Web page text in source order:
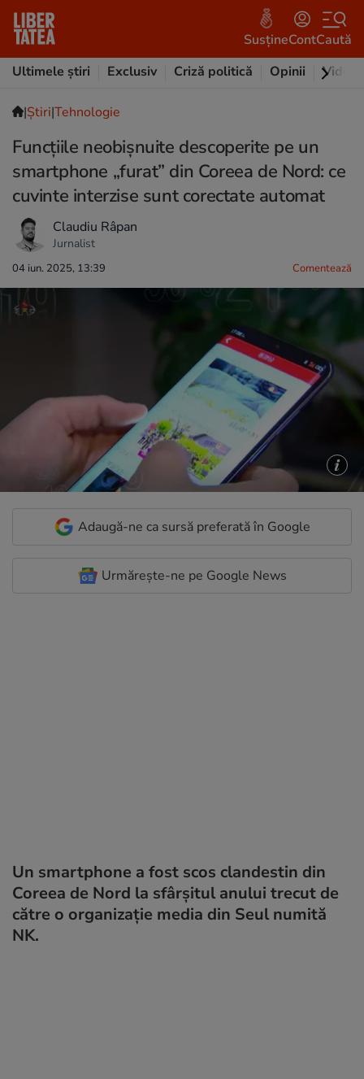
SusțineContCaută
Ultimele știri
Exclusiv Criză politică Opinii Video
|Ştiri|Tehnologie
Funcțiile neobișnuite descoperite pe un
smartphone „furat” din Coreea de Nord: ce
cuvinte interzise sunt corectate automat
Claudiu Râpan
Jurnalist
04 iun. 2025, 13:39 Comentează
Adaugă-ne ca sursă preferată în Google
Urmărește-ne pe Google News
Un smartphone a fost scos clandestin din
Coreea de Nord la sfârșitul anului trecut de
către o organizație media din Seul numită
NK.